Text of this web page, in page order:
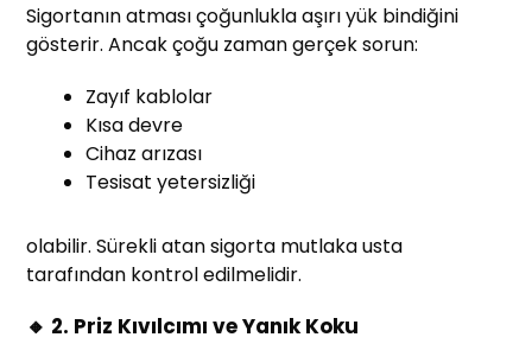
Sigortanın atması çoğunlukla aşırı yük bindiğini
gösterir. Ancak çoğu zaman gerçek sorun:
Zayıf kablolar
Kısa devre
Cihaz arızası
Tesisat yetersizliği
olabilir. Sürekli atan sigorta mutlaka usta
tarafından kontrol edilmelidir.
🔸 2. Priz Kıvılcımı ve Yanık Koku